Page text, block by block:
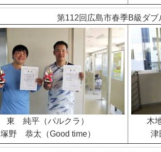
第112回広島市春季B級ダブ
東 純平（パルクラ）
塚野 恭太（Good time）
木
津